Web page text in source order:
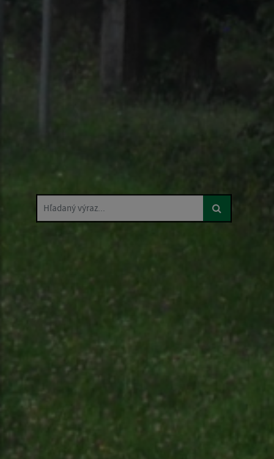
Hľadaný výraz...